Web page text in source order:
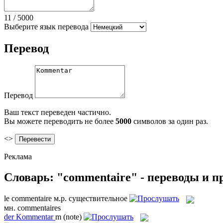
11 / 5000
Выберите язык перевода
Перевод
Перевод
Ваш текст переведен частично.
Вы можете переводить не более 5000 символов за один раз.
<>
Реклама
Словарь: "commentaire" - переводы и
le commentaire м.р. существительное
мн. commentaires
derKommentar m (note)